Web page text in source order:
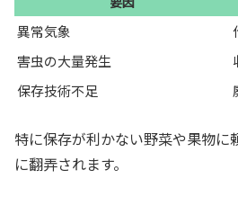
異常気象
害虫の大量発生
保存技術不足
特に保存が利かない野菜や果物に
に翻弄されます。